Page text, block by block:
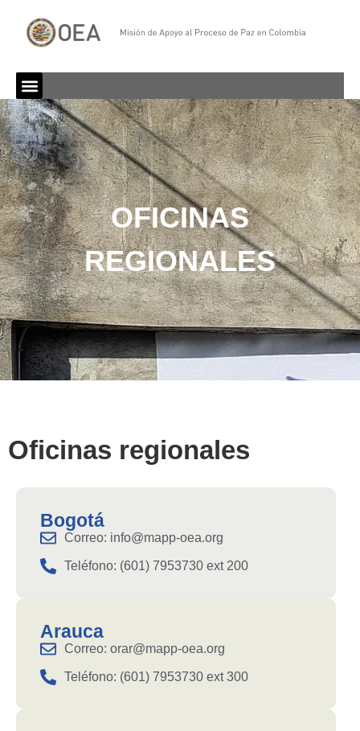
OFICINAS
REGIONALES
Oficinas regionales
Bogotá
Correo: info@mapp-oea.org
Teléfono: (601) 7953730 ext 200
Arauca
Correo: orar@mapp-oea.org
Teléfono: (601) 7953730 ext 300